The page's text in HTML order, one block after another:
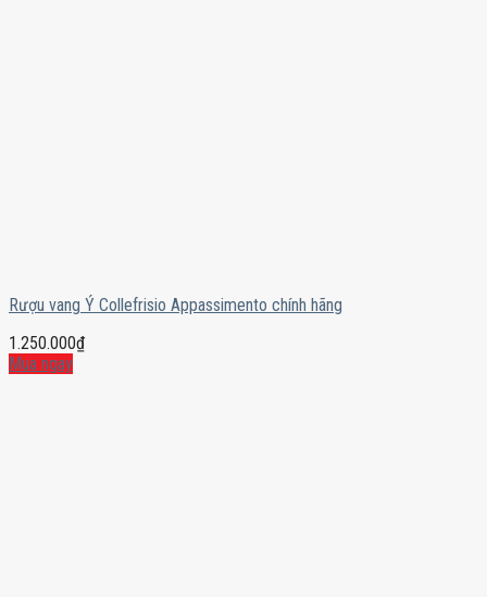
Rượu vang Ý Collefrisio Appassimento chính hãng
1.250.000₫
Mua ngay